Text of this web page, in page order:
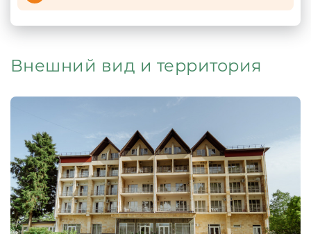
Внешний вид и территория